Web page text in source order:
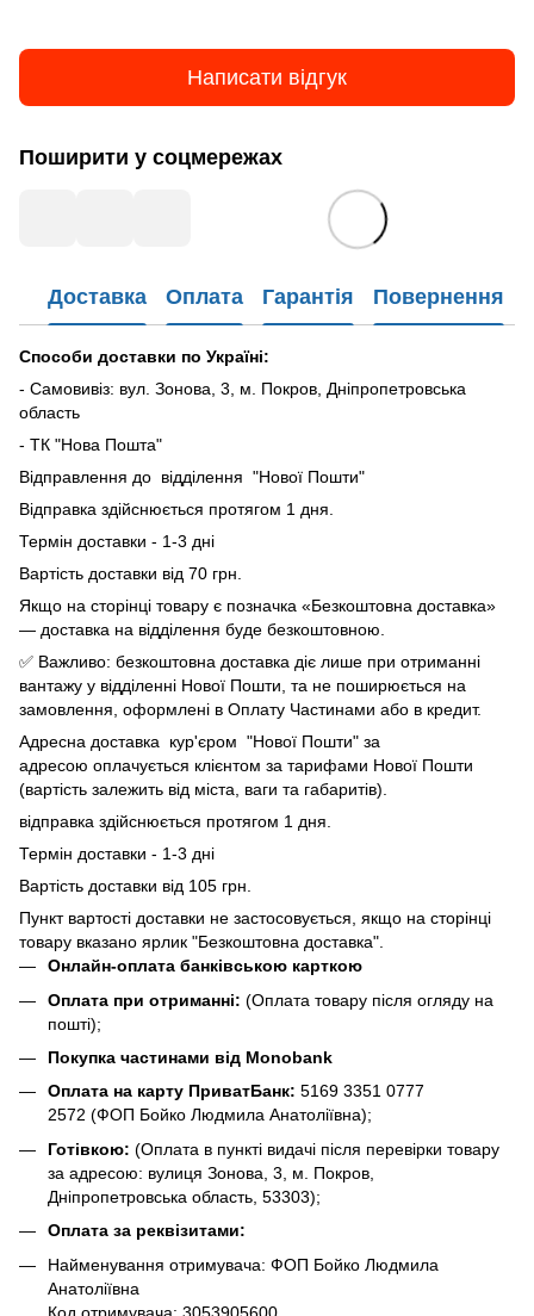
Написати відгук
Поширити у соцмережах
Доставка Оплата Гарантія Повернення
Способи доставки по Україні:
- Самовивіз: вул. Зонова, 3, м. Покров, Дніпропетровська
область
- ТК "Нова Пошта"
Відправлення до відділення "Нової Пошти"
Відправка здійснюється протягом 1 дня.
Термін доставки - 1-3 дні
Вартість доставки від 70 грн.
Якщо на сторінці товару є позначка «Безкоштовна доставка»
— доставка на відділення буде безкоштовною.
✅ Важливо: безкоштовна доставка діє лише при отриманні
вантажу у відділенні Нової Пошти, та не поширюється на
замовлення, оформлені в Оплату Частинами або в кредит.
Адресна доставка кур'єром "Нової Пошти" за
адресою оплачується клієнтом за тарифами Нової Пошти
(вартість залежить від міста, ваги та габаритів).
відправка здійснюється протягом 1 дня.
Термін доставки - 1-3 дні
Вартість доставки від 105 грн.
Пункт вартості доставки не застосовується, якщо на сторінці
товару вказано ярлик "Безкоштовна доставка".
Онлайн-оплата банківською карткою
Оплата при отриманні: (Оплата товару після огляду на
пошті);
Покупка частинами від Monobank
Оплата на карту ПриватБанк: 5169 3351 0777
2572 (ФОП Бойко Людмила Анатоліївна);
Готівкою: (Оплата в пункті видачі після перевірки товару
за адресою: вулиця Зонова, 3, м. Покров,
Дніпропетровська область, 53303);
Оплата за реквізитами:
Найменування отримувача: ФОП Бойко Людмила
Анатоліївна
Код отримувача: 3053905600